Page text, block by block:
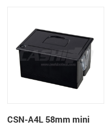
CSN-A4L 58mm mini